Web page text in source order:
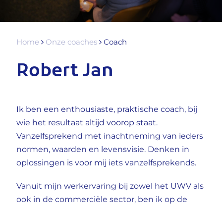
Home Onze coaches Coach
Robert Jan
Ik ben een enthousiaste, praktische coach, bij
wie het resultaat altijd voorop staat.
Vanzelfsprekend met inachtneming van ieders
normen, waarden en levensvisie. Denken in
oplossingen is voor mij iets vanzelfsprekends.
Vanuit mijn werkervaring bij zowel het UWV als
ook in de commerciële sector, ben ik op de